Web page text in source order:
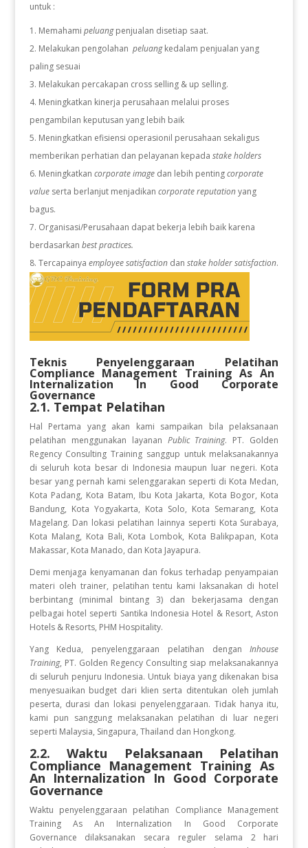
untuk :
Memahami peluangpenjualan disetiap saat.
Melakukan pengolahan peluangkedalam penjualan yang
paling sesuai
Melakukan percakapan cross selling & up selling.
Meningkatkan kinerja perusahaan melalui proses
pengambilan keputusan yang lebih baik
Meningkatkan efisiensi operasionil perusahaan sekaligus
memberikan perhatian dan pelayanan kepada stake holders
Meningkatkan corporate imagedan lebih pentingcorporate
value serta berlanjut menjadikan corporate reputationyang
bagus.
Organisasi/Perusahaan dapat bekerja lebih baik karena
berdasarkan best practices.
Tercapainya employee satisfactiondan stake holder satisfaction.
Teknis Penyelenggaraan Pelatihan
Compliance Management Training As An
Internalization In Good Corporate
Governance
2.1. Tempat Pelatihan
Hal Pertama yang akan kami sampaikan bila pelaksanaan
pelatihan menggunakan layanan Public Training. PT. Golden
Regency Consulting Training sanggup untuk melaksanakannya
di seluruh kota besar di Indonesia maupun luar negeri. Kota
besar yang pernah kami selenggarakan seperti di Kota Medan,
Kota Padang, Kota Batam, Ibu Kota Jakarta, Kota Bogor, Kota
Bandung, Kota Yogyakarta, Kota Solo, Kota Semarang, Kota
Magelang. Dan lokasi pelatihan lainnya seperti Kota Surabaya,
Kota Malang, Kota Bali, Kota Lombok, Kota Balikpapan, Kota
Makassar, Kota Manado, dan Kota Jayapura.
Demi menjaga kenyamanan dan fokus terhadap penyampaian
materi oleh trainer, pelatihan tentu kami laksanakan di hotel
berbintang (minimal bintang 3) dan bekerjasama dengan
pelbagai hotel seperti Santika Indonesia Hotel & Resort, Aston
Hotels & Resorts, PHM Hospitality.
Yang Kedua, penyelenggaraan pelatihan denganInhouse
Training, PT. Golden Regency Consulting siap melaksanakannya
di seluruh penjuru Indonesia. Untuk biaya yang dikenakan bisa
menyesuaikan budget dari klien serta ditentukan oleh jumlah
peserta, durasi dan lokasi penyelenggaraan. Tidak hanya itu,
kami pun sanggung melaksanakan pelatihan di luar negeri
seperti Malaysia, Singapura, Thailand dan Hongkong.
2.2. Waktu Pelaksanaan Pelatihan
Compliance Management Training As
An Internalization In Good Corporate
Governance
Waktu penyelenggaraan pelatihan Compliance Management
Training As An Internalization In Good Corporate
Governance dilaksanakan secara reguler selama 2 hari